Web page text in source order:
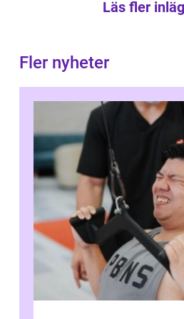
Läs fler
Fler nyheter